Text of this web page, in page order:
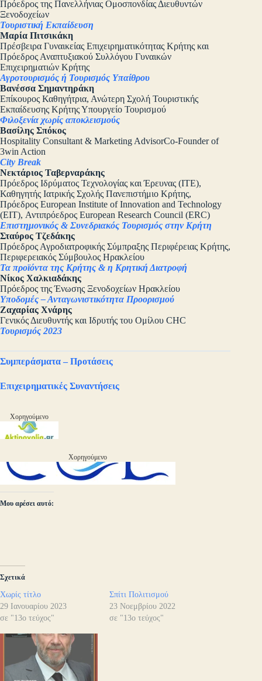
Πρόεδρος της Πανελλήνιας Ομοσπονδίας Διευθυντών
Ξενοδοχείων
Τουριστική Εκπαίδευση
Μαρία Πιτσικάκη
Πρέσβειρα Γυναικείας Επιχειρηματικότητας Κρήτης και
Πρόεδρος Αναπτυξιακού Συλλόγου Γυναικών
Επιχειρηματιών Κρήτης
Αγροτουρισμός ή Τουρισμός Υπαίθρου
Βανέσσα Σημαντηράκη
Επίκουρος Καθηγήτρια, Ανώτερη Σχολή Τουριστικής
Εκπαίδευσης Κρήτης Υπουργείο Τουρισμού
Φιλοξενία χωρίς αποκλεισμούς
Βασίλης Σπόκος
Hospitality Consultant & Marketing AdvisorCo-Founder of
3win Action
City Break
Νεκτάριος Ταβερναράκης
Πρόεδρος Ιδρύματος Τεχνολογίας και Έρευνας (ΙΤΕ),
Καθηγητής Ιατρικής Σχολής Πανεπιστήμιο Κρήτης,
Πρόεδρος European Institute of Innovation and Technology
(EIT), Αντιπρόεδρος European Research Council (ERC)
Επιστημονικός & Συνεδριακός Τουρισμός στην Κρήτη
Σταύρος Τζεδάκης
Πρόεδρος Αγροδιατροφικής Σύμπραξης Περιφέρειας Κρήτης,
Περιφερειακός Σύμβουλος Ηρακλείου
Τα προϊόντα της Κρήτης & η Κρητική Διατροφή
Νίκος Χαλκιαδάκης
Πρόεδρος της Ένωσης Ξενοδοχείων Ηρακλείου
Υποδομές – Ανταγωνιστικότητα Προορισμού
Ζαχαρίας Χνάρης
Γενικός Διευθυντής και Ιδρυτής του Ομίλου CHC
Τουρισμός 2023
Συμπεράσματα – Προτάσεις
Επιχειρηματικές Συναντήσεις
Χορηγούμενο
Χορηγούμενο
Μου αρέσει αυτό:
Σχετικά
Χωρίς τίτλο
29 Ιανουαρίου 2023
σε "13ο τεύχος"
Σπίτι Πολιτισμού
23 Νοεμβρίου 2022
σε "13ο τεύχος"